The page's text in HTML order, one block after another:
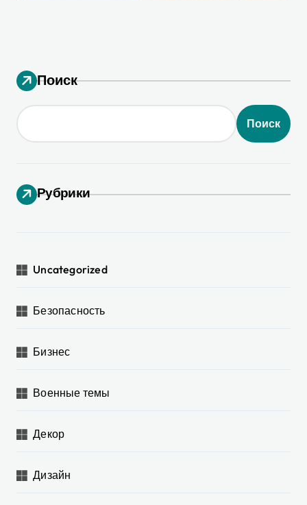
Поиск
Поиск
Рубрики
Uncategorized
Безопасность
Бизнес
Военные темы
Декор
Дизайн